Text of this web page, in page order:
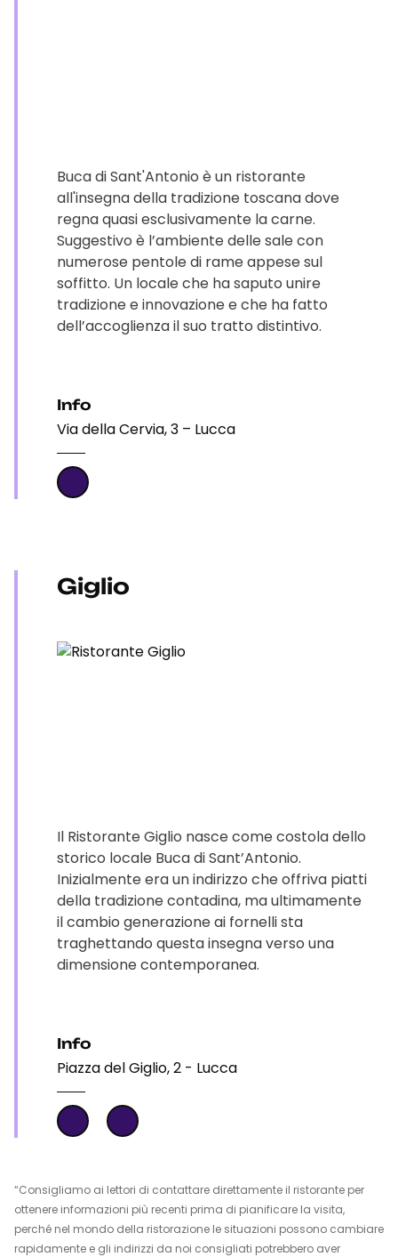
Buca di Sant'Antonio è un ristorante
all'insegna della tradizione toscana dove
regna quasi esclusivamente la carne.
Suggestivo è l’ambiente delle sale con
numerose pentole di rame appese sul
soffitto. Un locale che ha saputo unire
tradizione e innovazione e che ha fatto
dell’accoglienza il suo tratto distintivo.
Info
Via della Cervia, 3 – Lucca
Giglio
Il Ristorante Giglio nasce come costola dello
storico locale Buca di Sant’Antonio.
Inizialmente era un indirizzo che offriva piatti
della tradizione contadina, ma ultimamente
il cambio generazione ai fornelli sta
traghettando questa insegna verso una
dimensione contemporanea.
Info
Piazza del Giglio, 2 - Lucca
“Consigliamo ai lettori di contattare direttamente il ristorante per
ottenere informazioni più recenti prima di pianificare la visita,
perché nel mondo della ristorazione le situazioni possono cambiare
rapidamente e gli indirizzi da noi consigliati potrebbero aver